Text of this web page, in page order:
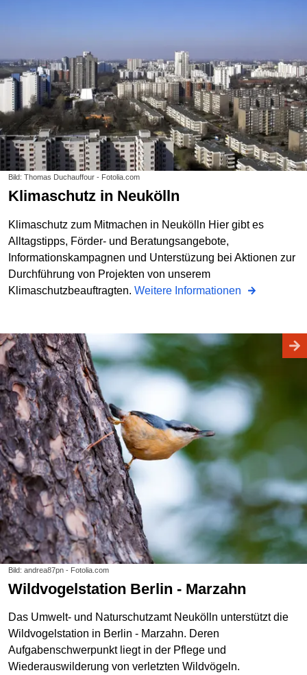
Bild: Thomas Duchauffour - Fotolia.com
Klimaschutz in Neukölln
Klimaschutz zum Mitmachen in Neukölln Hier gibt es
Alltagstipps, Förder- und Beratungsangebote,
Informationskampagnen und Unterstüzung bei Aktionen zur
Durchführung von Projekten von unserem
Klimaschutzbeauftragten. Weitere Informationen
Bild: andrea87pn - Fotolia.com
Wildvogelstation Berlin - Marzahn
Das Umwelt- und Naturschutzamt Neukölln unterstützt die
Wildvogelstation in Berlin - Marzahn. Deren
Aufgabenschwerpunkt liegt in der Pflege und
Wiederauswilderung von verletzten Wildvögeln.